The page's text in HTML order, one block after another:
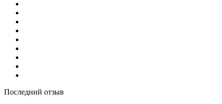
Последний отзыв